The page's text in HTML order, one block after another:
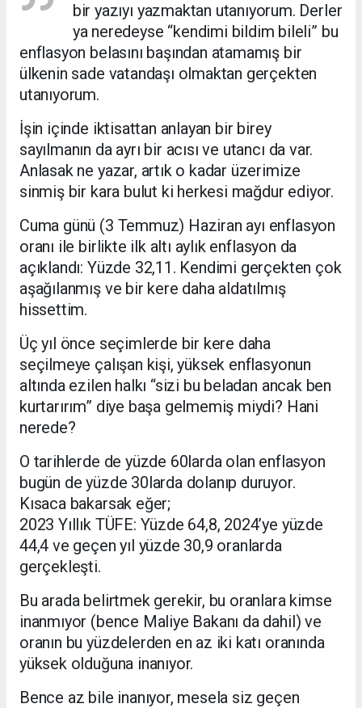
bir yazıyı yazmaktan utanıyorum. Derler
ya neredeyse “kendimi bildim bileli” bu
enflasyon belasını başından atamamış bir
ülkenin sade vatandaşı olmaktan gerçekten
utanıyorum.
İşin içinde iktisattan anlayan bir birey
sayılmanın da ayrı bir acısı ve utancı da var.
Anlasak ne yazar, artık o kadar üzerimize
sinmiş bir kara bulut ki herkesi mağdur ediyor.
Cuma günü (3 Temmuz) Haziran ayı enflasyon
oranı ile birlikte ilk altı aylık enflasyon da
açıklandı: Yüzde 32,11. Kendimi gerçekten çok
aşağılanmış ve bir kere daha aldatılmış
hissettim.
Üç yıl önce seçimlerde bir kere daha
seçilmeye çalışan kişi, yüksek enflasyonun
altında ezilen halkı “sizi bu beladan ancak ben
kurtarırım” diye başa gelmemiş miydi? Hani
nerede?
O tarihlerde de yüzde 60larda olan enflasyon
bugün de yüzde 30larda dolanıp duruyor.
Kısaca bakarsak eğer;
2023 Yıllık TÜFE: Yüzde 64,8, 2024’ye yüzde
44,4 ve geçen yıl yüzde 30,9 oranlarda
gerçekleşti.
Bu arada belirtmek gerekir, bu oranlara kimse
inanmıyor (bence Maliye Bakanı da dahil) ve
oranın bu yüzdelerden en az iki katı oranında
yüksek olduğuna inanıyor.
Bence az bile inanıyor, mesela siz geçen